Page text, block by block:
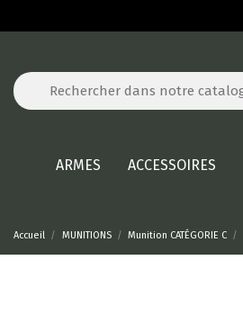
ARMES ACCESSOIRES
Accueil MUNITIONS Munition CATÉGORIE C